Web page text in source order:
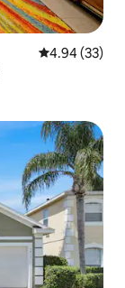
從 33 則評價
4.94 (33)